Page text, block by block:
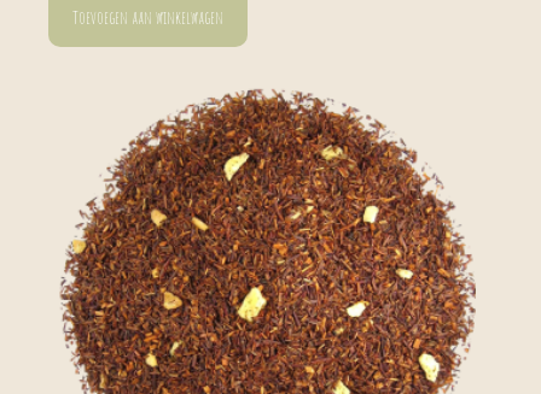
Toevoegen aan winkelwagen